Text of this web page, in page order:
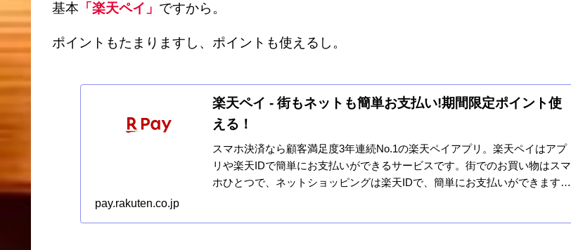
基本 「楽天ペイ」 ですから。
ポイントもたまりますし、ポイントも使えるし。
楽天ペイ - 街もネットも簡単お支払い!期間限定ポイント使
える！
スマホ決済なら顧客満足度3年連続No.1の楽天ペイアプリ。楽天ペイはアプ
リや楽天IDで簡単にお支払いができるサービスです。街でのお買い物はスマ
ホひとつで、ネットショッピングは楽天IDで、簡単にお支払いができます。
pay.rakuten.co.jp